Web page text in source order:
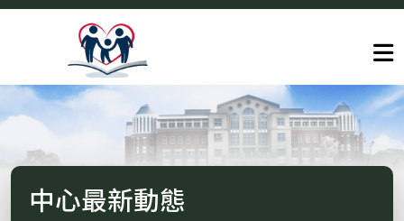
中心最新動態